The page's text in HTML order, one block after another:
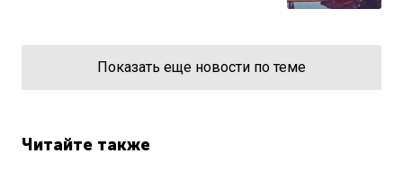
Показать еще новости по теме
Читайте также